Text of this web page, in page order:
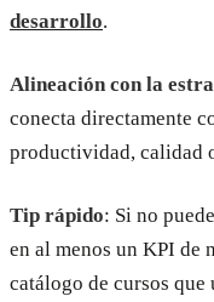
desarrollo.
Alineación con la
conecta directamente
productividad, calidad
Tip rápido: Si no
en al menos un KPI de
catálogo de cursos que